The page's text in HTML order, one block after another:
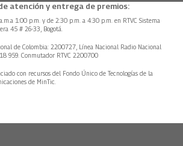
atención y entrega de premios:
1:00 p.m. y de 2:30 p.m. a 4:30 p.m. en RTVC Sistema
45 # 26-33, Bogotá.
de Colombia: 2200727, Línea Nacional Radio Nacional
959. Conmutador RTVC 2200700
con recursos del Fondo Único de Tecnologías de la
de MinTic.